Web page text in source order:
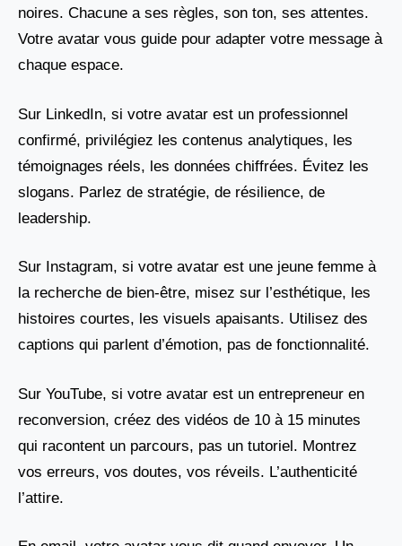
noires. Chacune a ses règles, son ton, ses attentes.
Votre avatar vous guide pour adapter votre message à
chaque espace.
Sur LinkedIn, si votre avatar est un professionnel
confirmé, privilégiez les contenus analytiques, les
témoignages réels, les données chiffrées. Évitez les
slogans. Parlez de stratégie, de résilience, de
leadership.
Sur Instagram, si votre avatar est une jeune femme à
la recherche de bien-être, misez sur l’esthétique, les
histoires courtes, les visuels apaisants. Utilisez des
captions qui parlent d’émotion, pas de fonctionnalité.
Sur YouTube, si votre avatar est un entrepreneur en
reconversion, créez des vidéos de 10 à 15 minutes
qui racontent un parcours, pas un tutoriel. Montrez
vos erreurs, vos doutes, vos réveils. L’authenticité
l’attire.